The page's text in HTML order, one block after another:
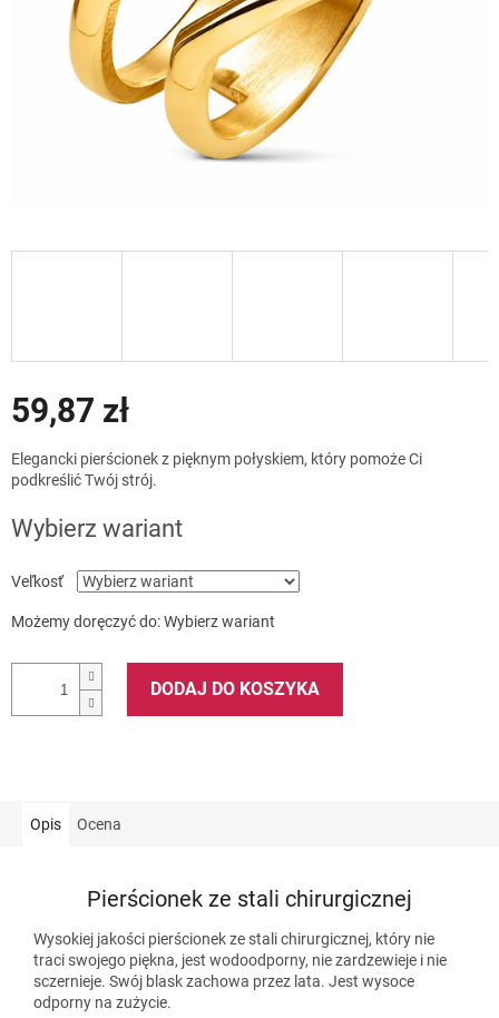
59,87 zł
jednostkowa:
Elegancki pierścionek z pięknym połyskiem, który pomoże Ci
podkreślić Twój strój.
Wybierz wariant
Veľkosť
Możemy doręczyć do:Wybierz wariant
DODAJ DO KOSZYKA
Opis Ocena
Pierścionek ze stali chirurgicznej
Wysokiej jakości pierścionek ze stali chirurgicznej, który nie
traci swojego piękna, jest wodoodporny, nie zardzewieje i nie
sczernieje. Swój blask zachowa przez lata. Jest wysoce
odporny na zużycie.